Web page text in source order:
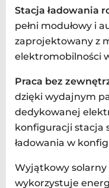
Stacja ładowania
pełni modułowy i
zaprojektowany z
elektromobilności
Praca bez
dzięki wydajnym
dedykowanej
konfiguracji stacja
ładowania w
Wyjątkowy solarny
wykorzystuje